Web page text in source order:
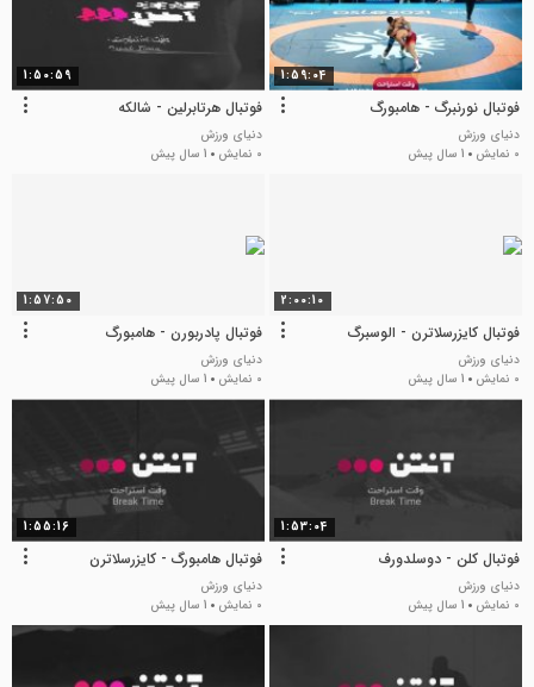
1:59:04
فوتبال نورنبرگ - هامبورگ
دنیای ورزش
0 نمایش
1 سال پیش
1:50:59
فوتبال هرتابرلین - شالکه
دنیای ورزش
0 نمایش
1 سال پیش
2:00:10
فوتبال کایزرسلاترن - الوسبرگ
دنیای ورزش
0 نمایش
1 سال پیش
1:57:50
فوتبال پادربورن - هامبورگ
دنیای ورزش
0 نمایش
1 سال پیش
1:53:04
فوتبال کلن - دوسلدورف
دنیای ورزش
0 نمایش
1 سال پیش
1:55:16
فوتبال هامبورگ - کایزرسلاترن
دنیای ورزش
0 نمایش
1 سال پیش